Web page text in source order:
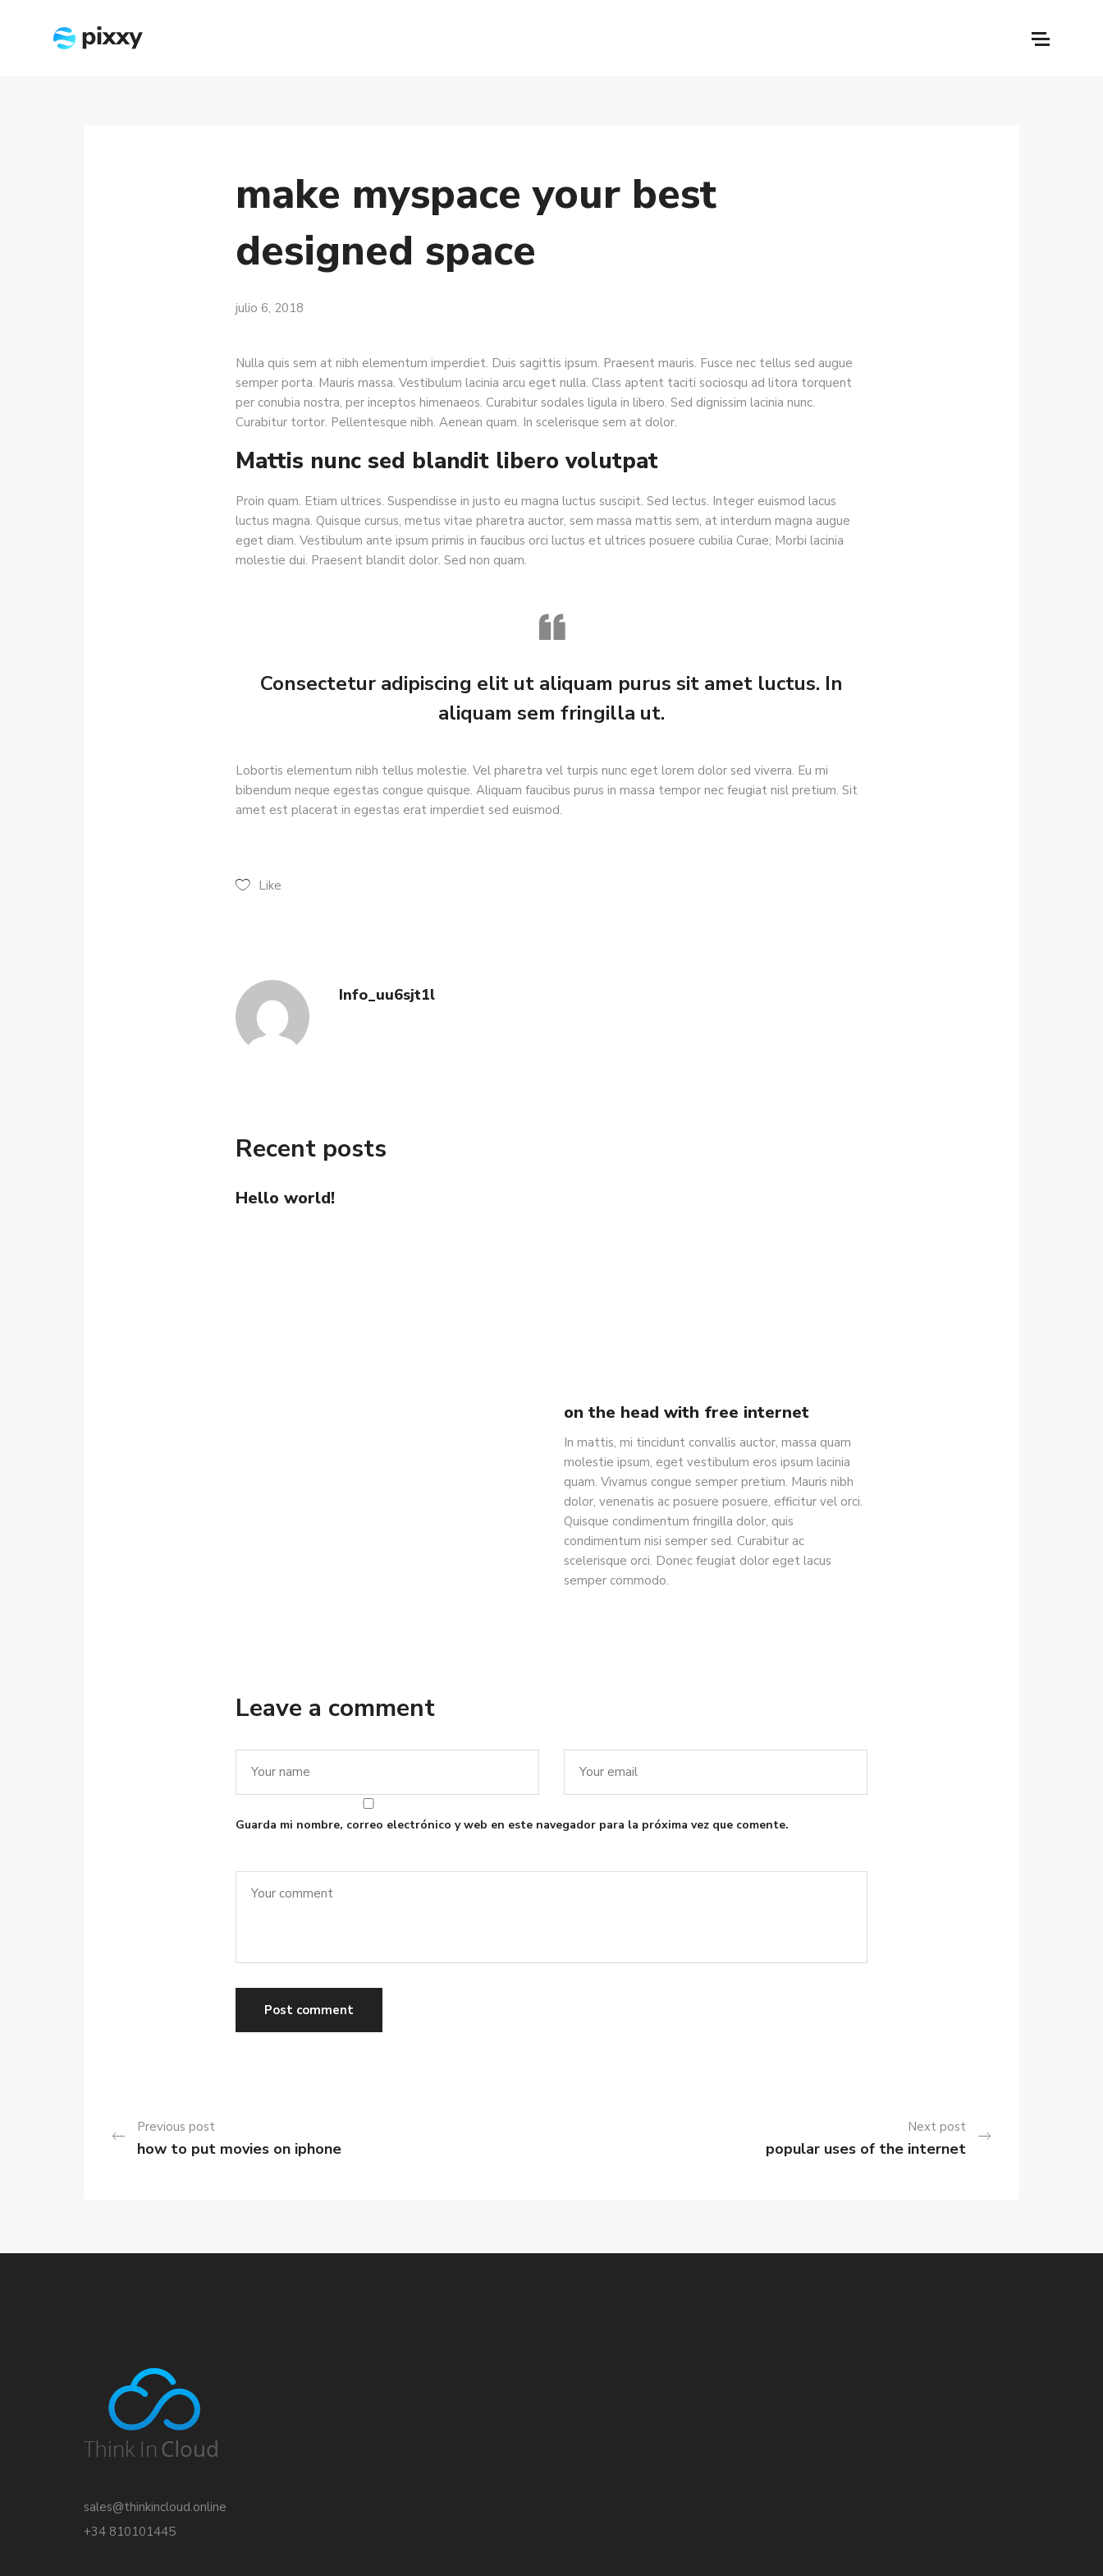
make myspace your best
designed space
julio 6, 2018
Nulla quis sem at nibh elementum imperdiet. Duis sagittis ipsum. Praesent mauris. Fusce nec tellus sed augue
semper porta. Mauris massa. Vestibulum lacinia arcu eget nulla. Class aptent taciti sociosqu ad litora torquent
per conubia nostra, per inceptos himenaeos. Curabitur sodales ligula in libero. Sed dignissim lacinia nunc.
Curabitur tortor. Pellentesque nibh. Aenean quam. In scelerisque sem at dolor.
Mattis nunc sed blandit libero volutpat
Proin quam. Etiam ultrices. Suspendisse in justo eu magna luctus suscipit. Sed lectus. Integer euismod lacus
luctus magna. Quisque cursus, metus vitae pharetra auctor, sem massa mattis sem, at interdum magna augue
eget diam. Vestibulum ante ipsum primis in faucibus orci luctus et ultrices posuere cubilia Curae; Morbi lacinia
molestie dui. Praesent blandit dolor. Sed non quam.
Consectetur adipiscing elit ut aliquam purus sit amet luctus. In
aliquam sem fringilla ut.
Lobortis elementum nibh tellus molestie. Vel pharetra vel turpis nunc eget lorem dolor sed viverra. Eu mi
bibendum neque egestas congue quisque. Aliquam faucibus purus in massa tempor nec feugiat nisl pretium. Sit
amet est placerat in egestas erat imperdiet sed euismod.
Like
Info_uu6sjt1l
Recent posts
Hello world!
on the head with free internet
In mattis, mi tincidunt convallis auctor, massa quam
molestie ipsum, eget vestibulum eros ipsum lacinia
quam. Vivamus congue semper pretium. Mauris nibh
dolor, venenatis ac posuere posuere, efficitur vel orci.
Quisque condimentum fringilla dolor, quis
condimentum nisi semper sed. Curabitur ac
scelerisque orci. Donec feugiat dolor eget lacus
semper commodo.
Leave a comment
Guarda mi nombre, correo electrónico y web en este navegador para la próxima vez que comente.
Previous post
how to put movies on iphone
Next post
popular uses of the internet
sales@thinkincloud.online
+34 810101445